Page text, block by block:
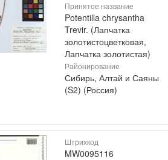
Принятое название
Potentilla chrysantha
Trevir. (Лапчатка
золотистоцветковая,
Лапчатка золотистая)
Районирование
Сибирь, Алтай и Саяны
(S2) (Россия)
Штрихкод
MW0095116